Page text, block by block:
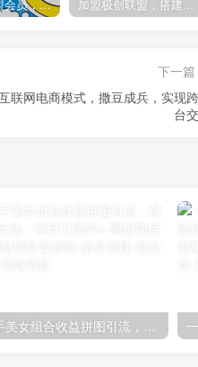
加入极创联盟会员，全站资源免费学习。 加盟极创联盟，搭建同款项目资源站，实现日入2000+
下一篇
联网电商模式，撒豆成兵，实现
台